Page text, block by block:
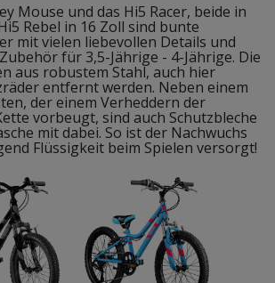
Mouse und das Hi5 Racer, beide in
Rebel in 16 Zoll sind bunte
mit vielen liebevollen Details und
für 3,5-Jährige - 4-Jährige. Die
aus robustem Stahl, auch hier
entfernt werden. Neben einem
der einem Verheddern der
vorbeugt, sind auch Schutzbleche
mit dabei. So ist der Nachwuchs
Flüssigkeit beim Spielen versorgt!